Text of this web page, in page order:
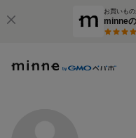
お買いも
minne